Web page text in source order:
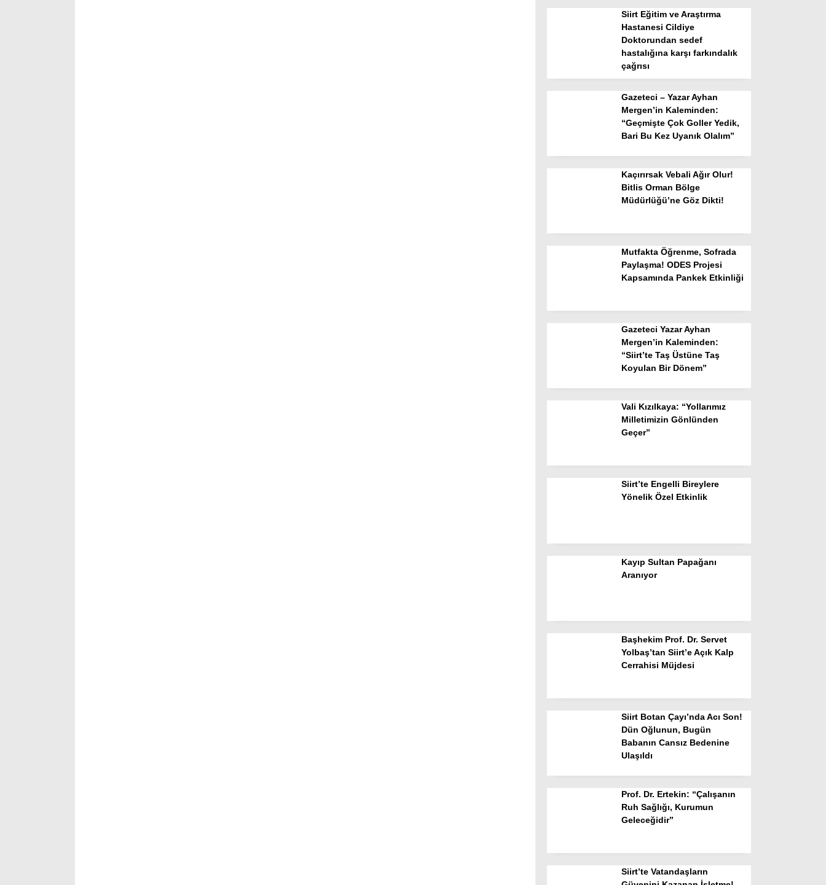
Siirt Eğitim ve Araştırma
Hastanesi Cildiye
Doktorundan sedef
hastalığına karşı farkındalık
çağrısı
Gazeteci – Yazar Ayhan
Mergen’in Kaleminden:
“Geçmişte Çok Goller Yedik,
Bari Bu Kez Uyanık Olalım”
Kaçırırsak Vebali Ağır Olur!
Bitlis Orman Bölge
Müdürlüğü’ne Göz Dikti!
Mutfakta Öğrenme, Sofrada
Paylaşma! ODES Projesi
Kapsamında Pankek Etkinliği
Gazeteci Yazar Ayhan
Mergen’in Kaleminden:
“Siirt’te Taş Üstüne Taş
Koyulan Bir Dönem”
Vali Kızılkaya: “Yollarımız
Milletimizin Gönlünden
Geçer”
Siirt’te Engelli Bireylere
Yönelik Özel Etkinlik
Kayıp Sultan Papağanı
Aranıyor
Başhekim Prof. Dr. Servet
Yolbaş’tan Siirt’e Açık Kalp
Cerrahisi Müjdesi
Siirt Botan Çayı’nda Acı Son!
Dün Oğlunun, Bugün
Babanın Cansız Bedenine
Ulaşıldı
Prof. Dr. Ertekin: “Çalışanın
Ruh Sağlığı, Kurumun
Geleceğidir”
Siirt’te Vatandaşların